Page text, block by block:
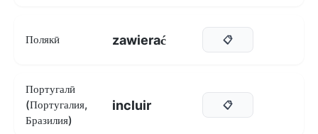
Полякӣ zawierać 📋
Португалӣ
(Португалия,
Бразилия)
incluir 📋